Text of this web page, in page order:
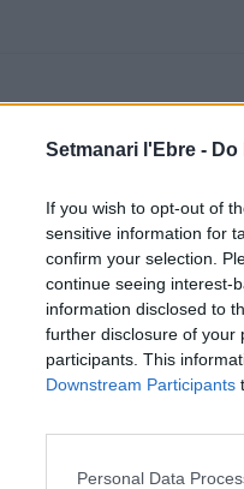
Setmanari l'Ebre -
If you wish to opt-out of
sensitive information for
confirm your selection.
continue seeing interest-
information disclosed to
further disclosure of your
participants. This
Downstream Participants
Personal Data